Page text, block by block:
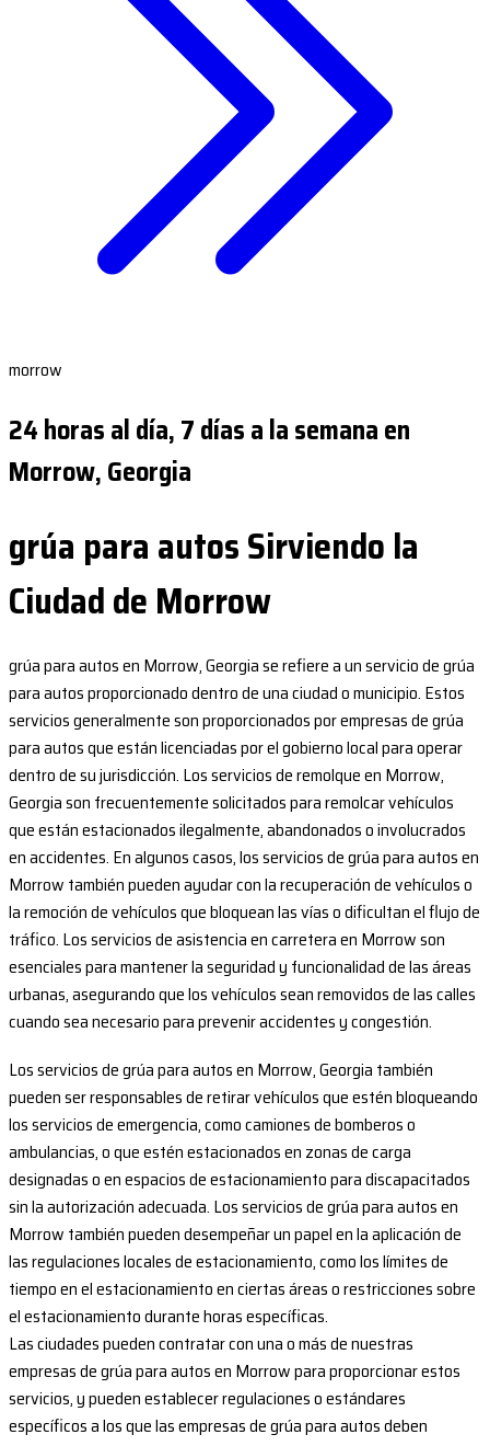
morrow
24 horas al día, 7 días a la semana en
Morrow, Georgia
grúa para autos Sirviendo la
Ciudad de Morrow
grúa para autos en Morrow, Georgia se refiere a un servicio de grúa
para autos proporcionado dentro de una ciudad o municipio. Estos
servicios generalmente son proporcionados por empresas de grúa
para autos que están licenciadas por el gobierno local para operar
dentro de su jurisdicción. Los servicios de remolque en Morrow,
Georgia son frecuentemente solicitados para remolcar vehículos
que están estacionados ilegalmente, abandonados o involucrados
en accidentes. En algunos casos, los servicios de grúa para autos en
Morrow también pueden ayudar con la recuperación de vehículos o
la remoción de vehículos que bloquean las vías o dificultan el flujo de
tráfico. Los servicios de asistencia en carretera en Morrow son
esenciales para mantener la seguridad y funcionalidad de las áreas
urbanas, asegurando que los vehículos sean removidos de las calles
cuando sea necesario para prevenir accidentes y congestión.
Los servicios de grúa para autos en Morrow, Georgia también
pueden ser responsables de retirar vehículos que estén bloqueando
los servicios de emergencia, como camiones de bomberos o
ambulancias, o que estén estacionados en zonas de carga
designadas o en espacios de estacionamiento para discapacitados
sin la autorización adecuada. Los servicios de grúa para autos en
Morrow también pueden desempeñar un papel en la aplicación de
las regulaciones locales de estacionamiento, como los límites de
tiempo en el estacionamiento en ciertas áreas o restricciones sobre
el estacionamiento durante horas específicas.
Las ciudades pueden contratar con una o más de nuestras
empresas de grúa para autos en Morrow para proporcionar estos
servicios, y pueden establecer regulaciones o estándares
específicos a los que las empresas de grúa para autos deben